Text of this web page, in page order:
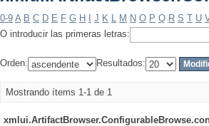
0-9 A B C D E F G H J K L M N O P Q R S T U
O introducir las primeras letras:
Orden: Resultados:
Mostrando ítems 1-1 de 1